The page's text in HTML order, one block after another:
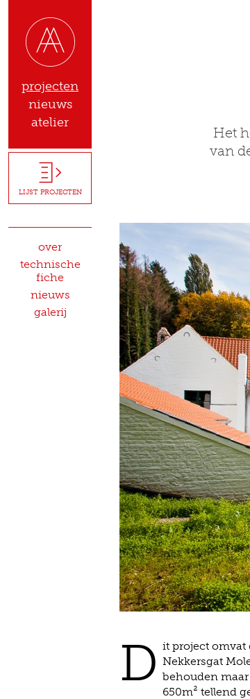
projecten
nieuws
atelier
LIJST PROJECTEN
over
technische
fiche
nieuws
galerij
Het
van
D it project omvat
Nekkersgat
behouden
650m² tellend